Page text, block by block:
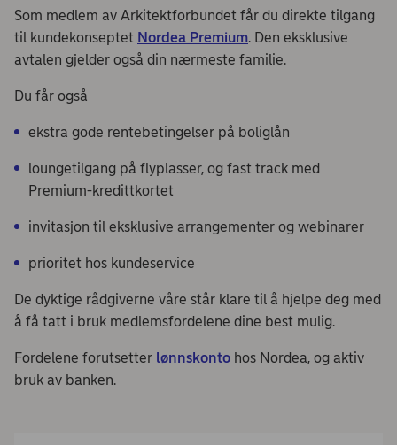
Som medlem av Arkitektforbundet får du direkte tilgang
til kundekonseptet Nordea Premium. Den eksklusive
avtalen gjelder også din nærmeste familie.
Du får også
ekstra gode rentebetingelser på boliglån
loungetilgang på flyplasser, og fast track med
Premium-kredittkortet
invitasjon til eksklusive arrangementer og webinarer
prioritet hos kundeservice
De dyktige rådgiverne våre står klare til å hjelpe deg med
å få tatt i bruk medlemsfordelene dine best mulig.
Fordelene forutsetter lønnskonto hos Nordea, og aktiv
bruk av banken.